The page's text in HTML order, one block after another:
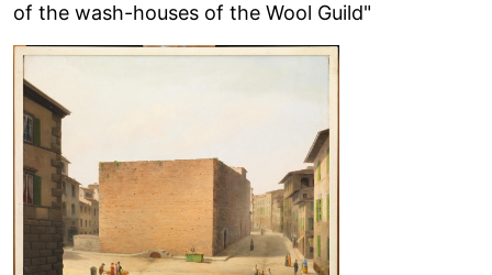
of the wash-houses of the Wool Guild"